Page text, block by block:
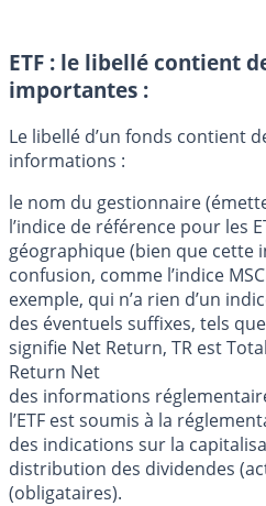
ETF : le libellé contient
importantes :
Le libellé d’un fonds contient
informations :
le nom du gestionnaire
l’indice de référence pour les
géographique (bien que cette
confusion, comme l’indice
exemple, qui n’a rien d’un
des éventuels suffixes, tels que
signifie Net Return, TR est
Return Net
des informations
l’ETF est soumis à la
des indications sur la
distribution des dividendes
(obligataires).